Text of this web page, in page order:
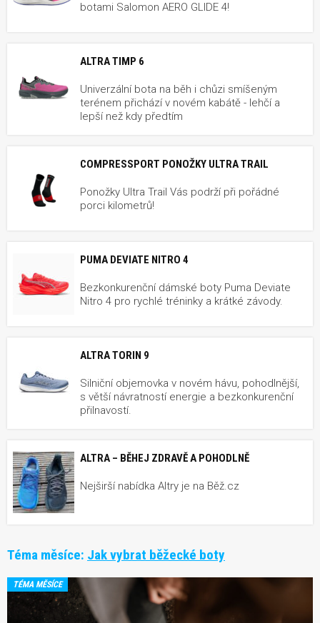
botami Salomon AERO GLIDE 4!
ALTRA TIMP 6
Univerzální bota na běh i chůzi smíšeným
terénem přichází v novém kabátě - lehčí a
lepší než kdy předtím
COMPRESSPORT PONOŽKY ULTRA TRAIL
Ponožky Ultra Trail Vás podrží při pořádné
porci kilometrů!
PUMA DEVIATE NITRO 4
Bezkonkurenční dámské boty Puma Deviate
Nitro 4 pro rychlé tréninky a krátké závody.
ALTRA TORIN 9
Silniční objemovka v novém hávu, pohodlnější,
s větší návratností energie a bezkonkurenční
přilnavostí.
ALTRA – BĚHEJ ZDRAVĚ A POHODLNĚ
Nejširší nabídka Altry je na Běž.cz
Téma měsíce: Jak vybrat běžecké boty
TÉMA MĚSÍCE